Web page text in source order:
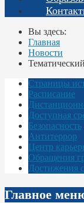
Вы здесь:
Главная
Новости
Страницы
Расписание
Доступная
Безопасность
Антитеррор
Центр
Обращения
Достижения
Главное